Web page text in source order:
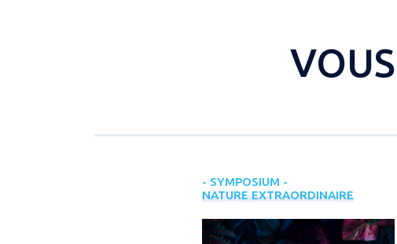
- SYMPOSIUM -
NATURE EXTRAORDINAIRE